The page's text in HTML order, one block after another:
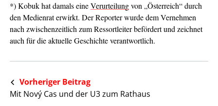
*) Kobuk hat damals eineVerurteilungvon „Österreich“ durch
denMedienrat erwirkt. Der Reporter wurde dem Vernehmen
nach zwischenzeitlich zum Ressortleiter befördert und zeichnet
auch für die aktuelle Geschichte verantwortlich.
Vorheriger Beitrag
Mit Nový Cas und der U3 zum Rathaus